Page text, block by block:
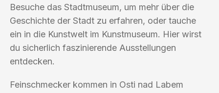
Besuche das Stadtmuseum, um mehr über die
Geschichte der Stadt zu erfahren, oder tauche
ein in die Kunstwelt im Kunstmuseum. Hier wirst
du sicherlich faszinierende Ausstellungen
entdecken.
Feinschmecker kommen in Osti nad Labem